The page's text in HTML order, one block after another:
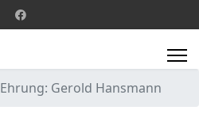
Ehrung: Gerold Hansmann